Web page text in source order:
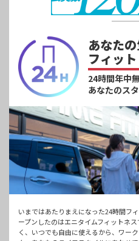
あなた
フィット
24時間年中無
あなたのス
いまではあたりまえになった24時間フ
ープンしたのはエニタイムフィットネ
く、いつでも自由に使えるから、ワー